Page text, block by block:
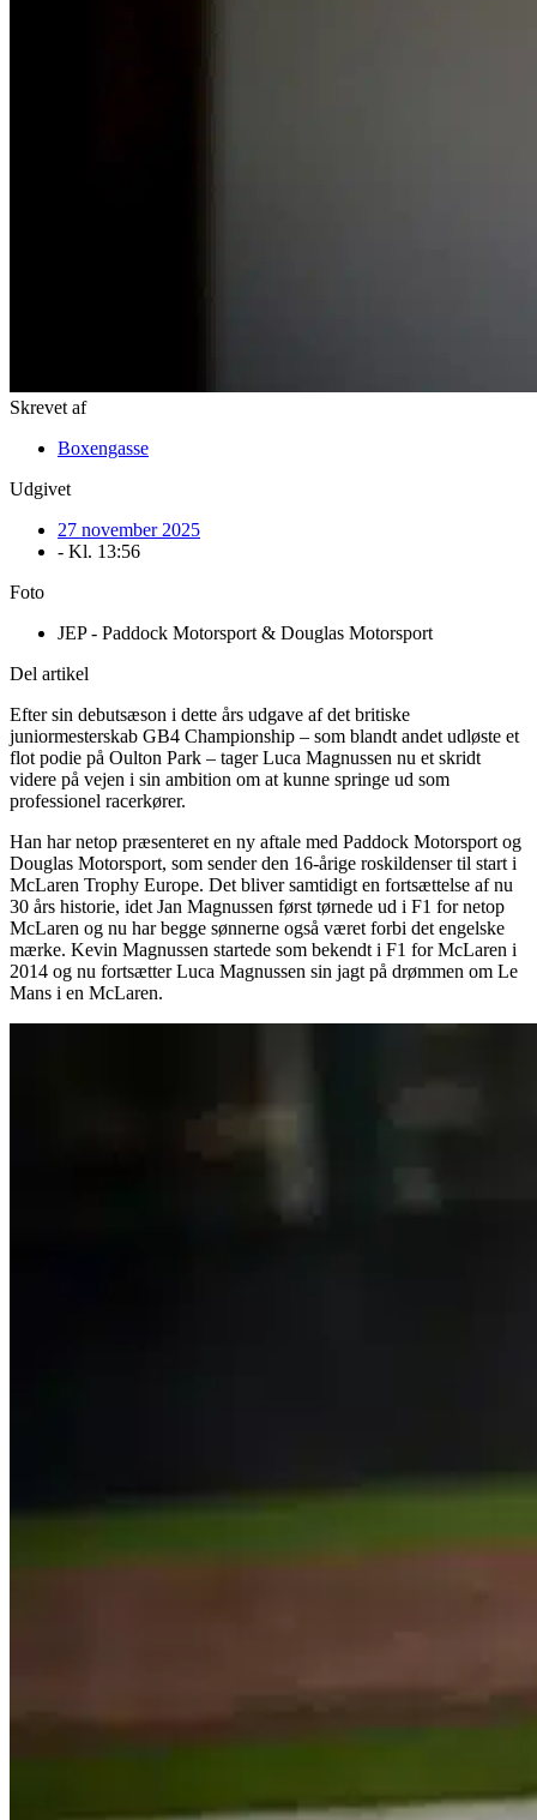
Skrevet af
Boxengasse
Udgivet
27 november 2025
- Kl. 13:56
Foto
JEP - Paddock Motorsport & Douglas Motorsport
Del artikel
Efter sin debutsæson i dette års udgave af det britiske
juniormesterskab GB4 Championship – som blandt andet udløste et
flot podie på Oulton Park – tager Luca Magnussen nu et skridt
videre på vejen i sin ambition om at kunne springe ud som
professionel racerkører.
Han har netop præsenteret en ny aftale med Paddock Motorsport og
Douglas Motorsport, som sender den 16-årige roskildenser til start i
McLaren Trophy Europe. Det bliver samtidigt en fortsættelse af nu
30 års historie, idet Jan Magnussen først tørnede ud i F1 for netop
McLaren og nu har begge sønnerne også været forbi det engelske
mærke. Kevin Magnussen startede som bekendt i F1 for McLaren i
2014 og nu fortsætter Luca Magnussen sin jagt på drømmen om Le
Mans i en McLaren.